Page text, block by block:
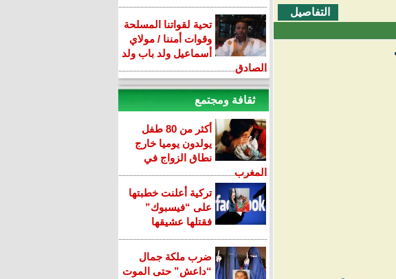
التفاصيل
تحية لقواتنا المسلحة
وقوات أمننا / مولاي
أسماعيل ولد باب ولد
الصادق
ثقافة ومجتمع
أكثر من 80 طفل
يولدون يوميا خارج
نطاق الزواج في
المغرب
تركية أعلنت خطبتها
على “فيسبوك”
فقتلها عشيقها
ضرب ملكة جمال
“داعش” حتى الموت